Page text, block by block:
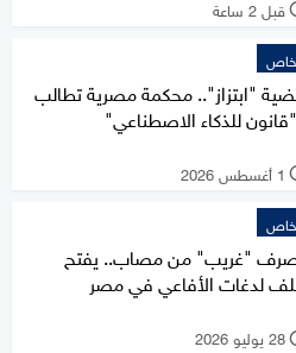
قبل 2 ساعة
خاص
"ابتزاز".. محكمة مصرية تطالب
للذكاء الاصطناعي"
1 أغسطس 2026
خاص
"غريب" من مصاب.. يفتح
لدغات الأفاعي في مصر
28 يوليو 2026